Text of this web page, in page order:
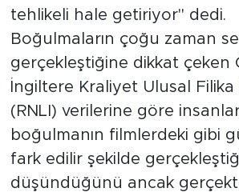
tehlikeli hale getiriyor" dedi.
Boğulmaların çoğu zaman
gerçekleştiğine dikkat çeken
İngiltere Kraliyet Ulusal
(RNLI) verilerine göre
boğulmanın filmlerdeki gibi
fark edilir şekilde
düşündüğünü ancak